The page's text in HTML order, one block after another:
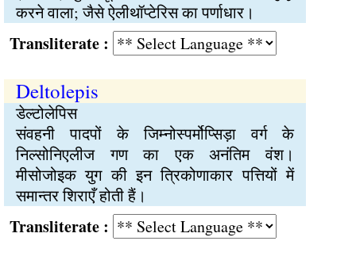
करने वाला; जैसे ऐलीथॉप्टेरिस का पर्णाधार।
:
Deltolepis
डेल्टोलेपिस
संवहनी पादपों के जिम्नोस्पर्मोप्सिड़ा वर्ग के
निल्सोनिएलीज गण का एक अनंतिम वंश।
मीसोजोइक युग की इन त्रिकोणाकार पत्तियों में
समान्तर शिराएँ होती हैं।
: